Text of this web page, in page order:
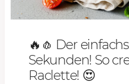
🔥🧄 Der
Sekunden! So
Raclette! 😍